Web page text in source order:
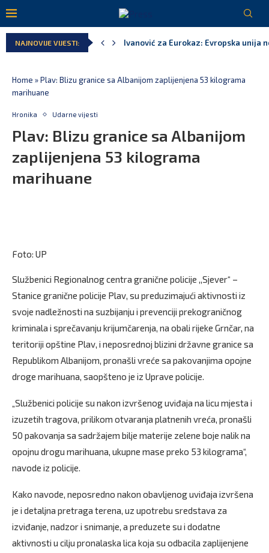
NAJNOVIJE VIJESTI:
Spajić: Snažno podržavamo domaće
Home »Plav: Blizu granice sa Albanijom zaplijenjena 53 kilograma
marihuane
Hronika Udarne vijesti
Plav: Blizu granice sa Albanijom
zaplijenjena 53 kilograma
marihuane
Foto: UP
Službenici Regionalnog centra granične policije ,,Sjever“ –
Stanice granične policije Plav, su preduzimajući aktivnosti iz
svoje nadležnosti na suzbijanju i prevenciji prekograničnog
kriminala i sprečavanju krijumčarenja, na obali rijeke Grnčar, na
teritoriji opštine Plav, i neposrednoj blizini državne granice sa
Republikom Albanijom, pronašli vreće sa pakovanjima opojne
droge marihuana, saopšteno je iz Uprave policije.
„Službenici policije su nakon izvršenog uviđaja na licu mjesta i
izuzetih tragova, prilikom otvaranja platnenih vreća, pronašli
50 pakovanja sa sadržajem bilje materije zelene boje nalik na
opojnu drogu marihuana, ukupne mase preko 53 kilograma“,
navode iz policije.
Kako navode, neposredno nakon obavljenog uviđaja izvršena
je i detaljna pretraga terena, uz upotrebu sredstava za
izviđanje, nadzor i snimanje, a preduzete su i dodatne
aktivnosti u cilju pronalaska lica koja su odbacila zaplijenjene